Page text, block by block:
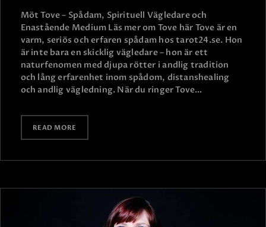
Möt Tove – Spådam, Spirituell Vägledare och
Enastående Medium Läs mer om Tove här Tove är en
varm, seriös och erfaren spådam hos tarot24.se. Hon
är inte bara en skicklig vägledare – hon är ett
naturfenomen med djupa rötter i andlig tradition
och lång erfarenhet inom spådom, distanshealing
och andlig vägledning. När du ringer Tove…
READ MORE